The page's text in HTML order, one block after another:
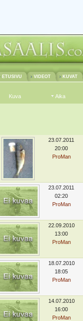
ETUSIVU VIDEOT KUVAT
Kuva Aika
23.07.2011
20:00
ProMan
23.07.2011
02:20
ProMan
22.09.2010
13:00
ProMan
18.07.2010
18:05
ProMan
14.07.2010
16:00
ProMan